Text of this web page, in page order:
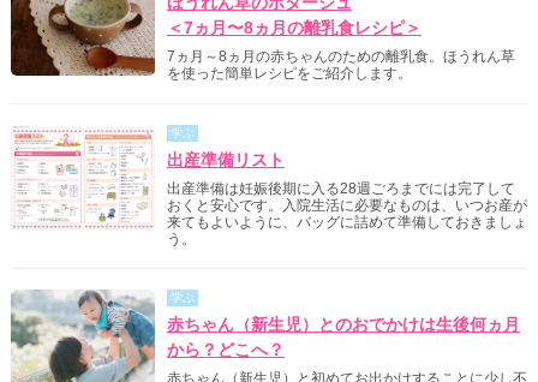
＜7ヵ月〜8ヵ月の離乳食レシピ＞
7ヵ月～8ヵ月の赤ちゃんのための離乳食。ほうれん草
を使った簡単レシピをご紹介します。
学ぶ
出産準備リスト
出産準備は妊娠後期に入る28週ごろまでには完了して
おくと安心です。入院生活に必要なものは、いつお産が
来てもよいように、バッグに詰めて準備しておきましょ
う。
学ぶ
赤ちゃん（新生児）とのおでかけは生後何ヵ月
から？どこへ？